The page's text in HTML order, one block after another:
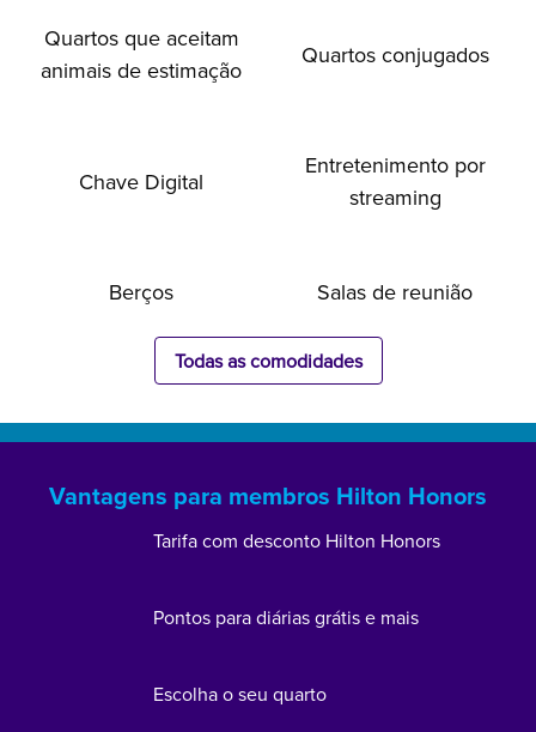
Quartos que aceitam
animais de estimação
Quartos conjugados
Chave Digital
Entretenimento por
streaming
Berços Salas de reunião
Todas as comodidades
Vantagens para membros Hilton Honors
Tarifa com desconto Hilton Honors
Pontos para diárias grátis e mais
Escolha o seu quarto